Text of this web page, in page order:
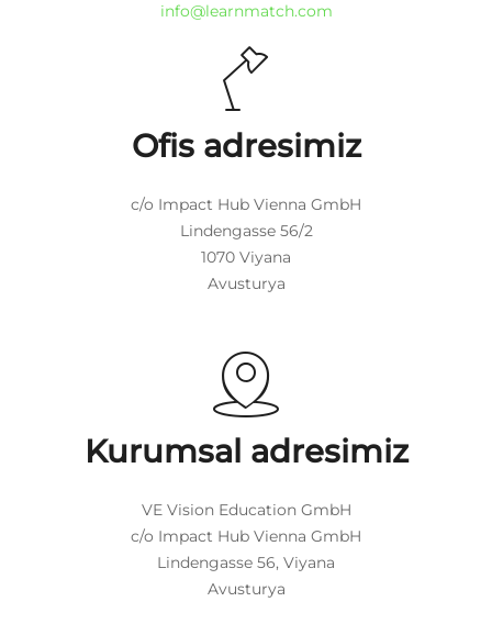
info@learnmatch.com
Ofis adresimiz
c/o Impact Hub Vienna GmbH
Lindengasse 56/2
1070 Viyana
Avusturya
Kurumsal adresimiz
VE Vision Education GmbH
c/o Impact Hub Vienna GmbH
Lindengasse 56, Viyana
Avusturya